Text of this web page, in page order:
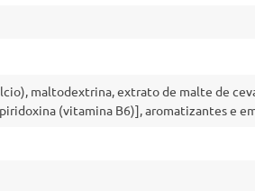
maltodextrina, extrato de malte de
(vitamina B6)], aromatizantes e